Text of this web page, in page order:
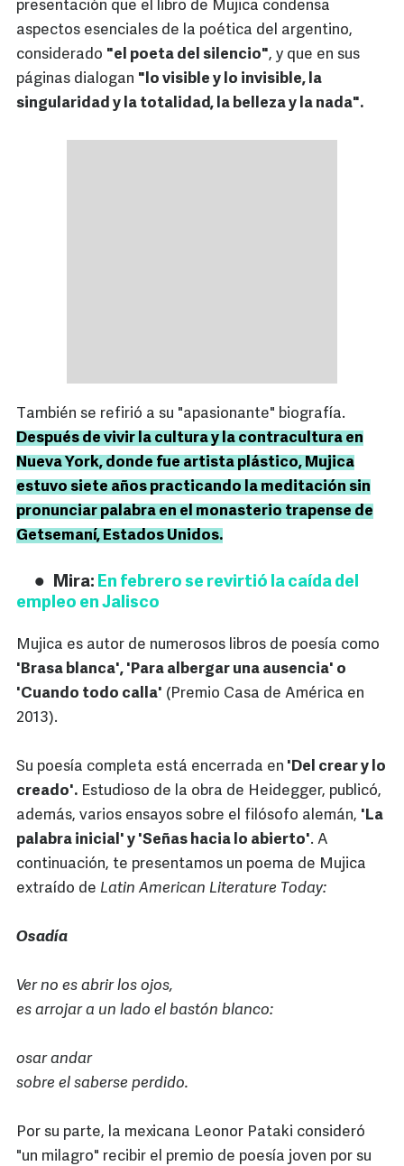
presentación que el libro de Mujica condensa
aspectos esenciales de la poética del argentino,
considerado "el poeta del silencio", y que en sus
páginas dialogan "lo visible y lo invisible, la
singularidad y la totalidad, la belleza y la nada".
También se refirió a su "apasionante" biografía.
Después de vivir la cultura y la contracultura en
Nueva York, donde fue artista plástico, Mujica
estuvo siete años practicando la meditación sin
pronunciar palabra en el monasterio trapense de
Getsemaní, Estados Unidos.
Mira: En febrero se revirtió la caída del
empleo en Jalisco
Mujica es autor de numerosos libros de poesía como
'Brasa blanca', 'Para albergar una ausencia' o
'Cuando todo calla' (Premio Casa de América en
2013).
Su poesía completa está encerrada en 'Del crear y lo
creado'. Estudioso de la obra de Heidegger, publicó,
además, varios ensayos sobre el filósofo alemán, 'La
palabra inicial' y 'Señas hacia lo abierto'. A
continuación, te presentamos un poema de Mujica
extraído de Latin American Literature Today:
Osadía
Ver no es abrir los ojos,
es arrojar a un lado el bastón blanco:
osar andar
sobre el saberse perdido.
Por su parte, la mexicana Leonor Pataki consideró
"un milagro" recibir el premio de poesía joven por su